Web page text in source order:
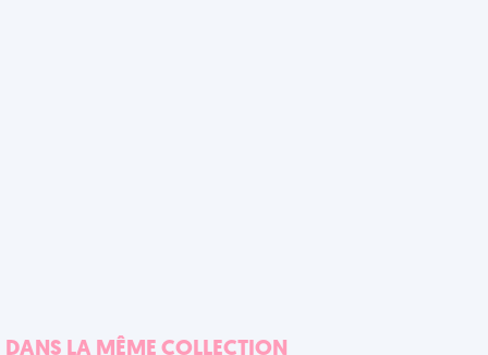
DANS LA MÊME COLLECTION